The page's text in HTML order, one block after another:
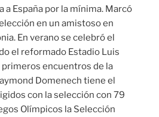
a España por la mínima. Marcó
en un amistoso en
En verano se celebró el
el reformado Estadio Luis
primeros encuentros de la
Domenech tiene el
con la selección con 79
Olímpicos la Selección